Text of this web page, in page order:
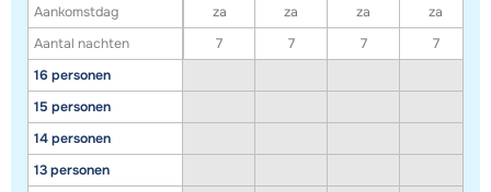
Toon alle accommodaties in dit gebied
Deze kaart geeft een indicatie van de ligging van onze accommodaties. De
exacte locatie kan enigszins afwijken.
Aankomstdag
Aantal nachten
16 personen
15 personen
14 personen
13 personen
za
za za
za
7
7 7 7